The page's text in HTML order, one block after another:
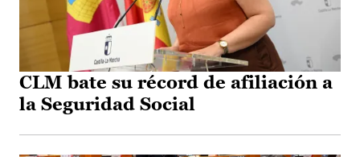
CLM bate su récord de afiliación a
la Seguridad Social